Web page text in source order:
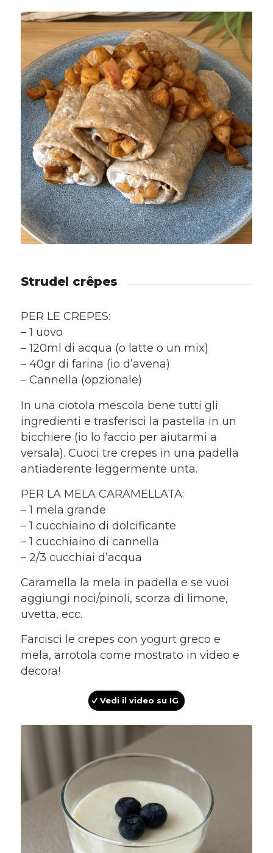
Strudel crêpes
PER LE CREPES:
– 1 uovo
– 120ml di acqua (o latte o un mix)
– 40gr di farina (io d’avena)
– Cannella (opzionale)
In una ciotola mescola bene tutti gli
ingredienti e trasferisci la pastella in un
bicchiere (io lo faccio per aiutarmi a
versala). Cuoci tre crepes in una padella
antiaderente leggermente unta.
PER LA MELA CARAMELLATA:
– 1 mela grande
– 1 cucchiaino di dolcificante
– 1 cucchiaino di cannella
– 2/3 cucchiai d’acqua
Caramella la mela in padella e se vuoi
aggiungi noci/pinoli, scorza di limone,
uvetta, ecc.
Farcisci le crepes con yogurt greco e
mela, arrotola come mostrato in video e
decora!
Vedi il video su IG